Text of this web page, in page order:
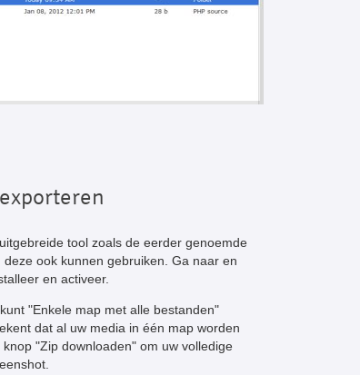
tool zoals de eerder genoemde
ook kunnen gebruiken. Ga naar en
en activeer.
"Enkele map met alle bestanden"
dat al uw media in één map worden
"Zip downloaden" om uw volledige